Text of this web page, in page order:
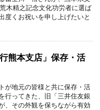
木精之記念文化功労者に選ば
度くお祝いを申し上げたいと
熊本支店」保存・活
が地元の皆様と共に保存・活
行ってきた、旧「三井住友銀
、その外観を保ちながら有効